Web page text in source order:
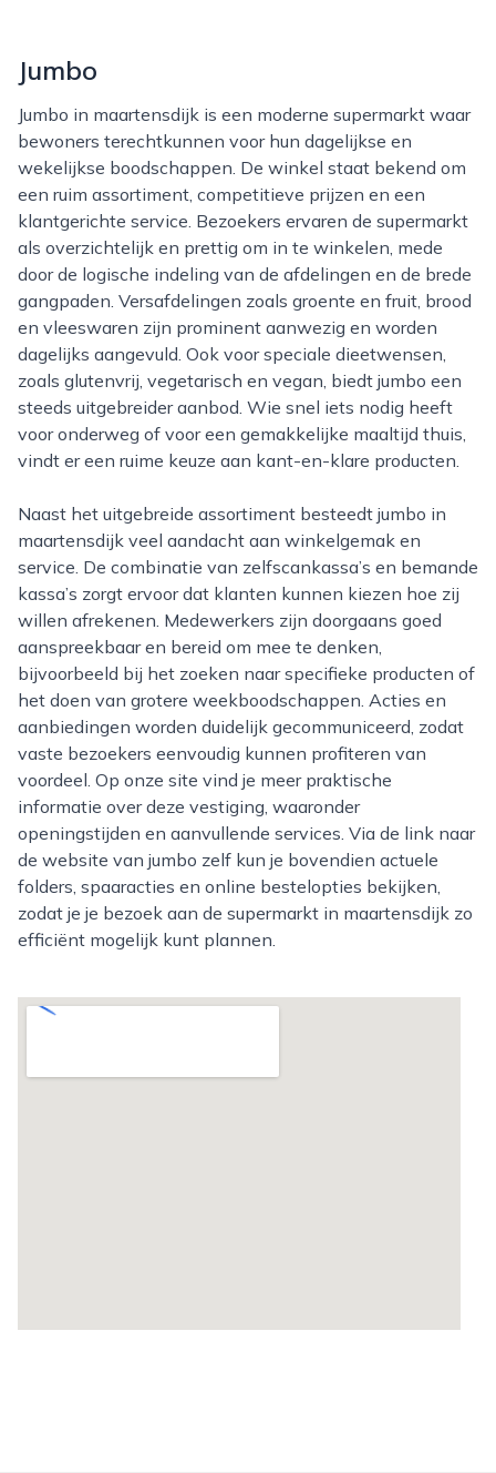
Jumbo
Jumbo in maartensdijk is een moderne supermarkt waar
bewoners terechtkunnen voor hun dagelijkse en
wekelijkse boodschappen. De winkel staat bekend om
een ruim assortiment, competitieve prijzen en een
klantgerichte service. Bezoekers ervaren de supermarkt
als overzichtelijk en prettig om in te winkelen, mede
door de logische indeling van de afdelingen en de brede
gangpaden. Versafdelingen zoals groente en fruit, brood
en vleeswaren zijn prominent aanwezig en worden
dagelijks aangevuld. Ook voor speciale dieetwensen,
zoals glutenvrij, vegetarisch en vegan, biedt jumbo een
steeds uitgebreider aanbod. Wie snel iets nodig heeft
voor onderweg of voor een gemakkelijke maaltijd thuis,
vindt er een ruime keuze aan kant-en-klare producten.
Naast het uitgebreide assortiment besteedt jumbo in
maartensdijk veel aandacht aan winkelgemak en
service. De combinatie van zelfscankassa’s en bemande
kassa’s zorgt ervoor dat klanten kunnen kiezen hoe zij
willen afrekenen. Medewerkers zijn doorgaans goed
aanspreekbaar en bereid om mee te denken,
bijvoorbeeld bij het zoeken naar specifieke producten of
het doen van grotere weekboodschappen. Acties en
aanbiedingen worden duidelijk gecommuniceerd, zodat
vaste bezoekers eenvoudig kunnen profiteren van
voordeel. Op onze site vind je meer praktische
informatie over deze vestiging, waaronder
openingstijden en aanvullende services. Via de link naar
de website van jumbo zelf kun je bovendien actuele
folders, spaaracties en online bestelopties bekijken,
zodat je je bezoek aan de supermarkt in maartensdijk zo
efficiënt mogelijk kunt plannen.